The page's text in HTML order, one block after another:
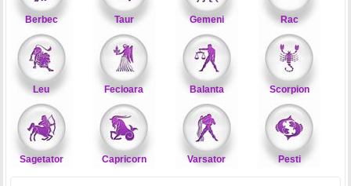
Berbec Taur Gemeni Rac
Leu Fecioara Balanta Scorpion
Sagetator Capricorn Varsator Pesti